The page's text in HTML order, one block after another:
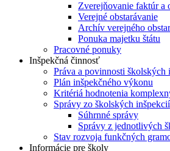
Zverejňovanie faktúr a
Verejné obstarávanie
Archív verejného
Ponuka majetku štátu
Pracovné ponuky
Inšpekčná činnosť
Práva a povinnosti školských
Plán inšpekčného výkonu
Kritériá hodnotenia
Správy zo školských inšpekcií
Súhrnné správy
Správy z jednotlivých
Stav rozvoja funkčných
Informácie pre školy